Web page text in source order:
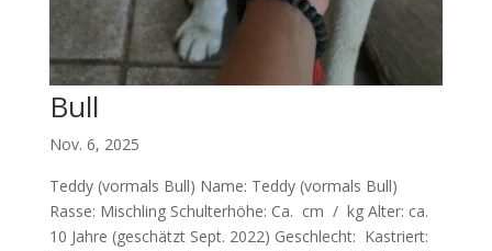
Bull
Nov. 6, 2025
Teddy (vormals Bull) Name: Teddy (vormals Bull)
Rasse: Mischling Schulterhöhe: Ca. cm / kg Alter: ca.
10 Jahre (geschätzt Sept. 2022) Geschlecht: Kastriert: